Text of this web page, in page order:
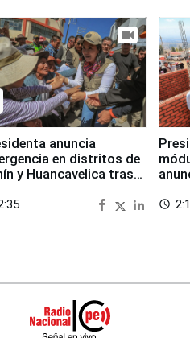
anuncia
en distritos de
y Huancavelica tras
access_time